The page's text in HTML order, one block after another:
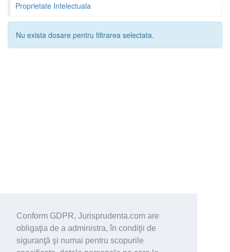
Conform GDPR, Jurisprudenta.com are
obligaţia de a administra, în condiţii de
siguranţă şi numai pentru scopurile
Proprietate Intelectuala
Nu exista dosare pentru filtrarea selectata.